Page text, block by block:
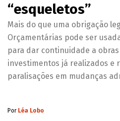
“esqueletos”
Mais do que uma obrigação
Orçamentárias pode ser
para dar continuidade a
investimentos já realizados e
paralisações em mudanças
Por Léa Lobo